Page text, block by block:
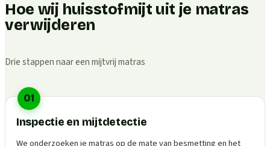
Hoe wij huisstofmijt uit je matras
verwijderen
Drie stappen naar een mijtvrij matras
01
Inspectie en mijtdetectie
We onderzoeken je matras op de mate van besmetting en het